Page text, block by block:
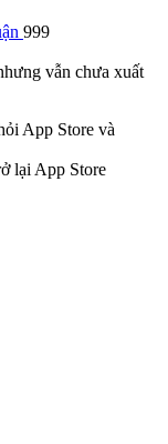
999
vẫn chưa xuất
lại App Store